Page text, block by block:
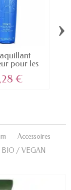
pour les
€
›
Accessoires
BIO / VEGAN